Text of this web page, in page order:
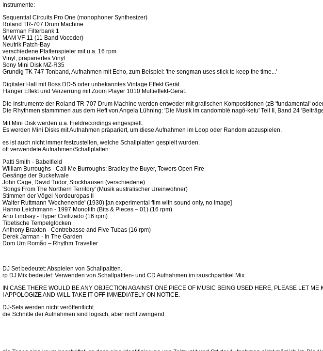
Instrumente:
Sequential Circuits Pro One (monophoner Synthesizer)
Roland TR-707 Drum Machine
Sherman Filterbank 1
MAM VF-11 (11 Band Vocoder)
Neutrik Patch-Bay
verschiedene Plattenspieler mit u.a. 16 rpm
Vinyl, präpariertes Vinyl
Sony Mini Disk MZ-R35
Grundig TK 747 Tonband, Aufnahmen mit Echo, zum Beispiel: 'the songman uses stick to keep the time...'
Digitaler Hall mit Boss DD-5 oder unbekanntes Vintage Effekt Gerät.
Flanger Effekt und Verzerrung mit Zoom Player 1010 Multieffekt-Gerät.
Die Instrumente der Roland TR-707 Drum Machine werden entweder mit grafischen Kompositionen (zB 'fundamental'
Die Rhythmen stammmen aus dem Heft von Angela Lühning: 'Die Musik im candomblé nagô-ketu' Teil II, Band 24
Mit Mini Disk werden u.a. Fieldrecordings eingespielt.
Es werden Mini Disks mit Aufnahmen präpariert, um diese Aufnahmen im Loop oder Random abzuspielen.
es ist auch nicht immer festzustellen, welche Schallplatten gespielt wurden.
oft verwendete Aufnahmen/Schallplatten:
Patti Smith - Babelfield
William Burroughs - Call Me Burroughs: Bradley the Buyer, Towers Open Fire
Gesänge der Buckelwale
John Cage, David Tudor, Stockhausen (verschiedene)
'Songs From The Northern Territory' (Musik australischer Ureinwohner)
Stimmen der Vögel Nordeuropas II
Walter Ruttmann 'Wochenende' (1930) [an experimental film with sound only, no image]
Hanno Leichtmann - 1997 Monolith (Bits & Pieces – 01) (16 rpm)
Arto Lindsay - Hyper Civilizado (16 rpm)
Tibetische Tempelglocken
Anthony Braxton - Contrebasse and Five Tubas (16 rpm)
Derek Jarman - In The Garden
Dom Um Romão ‎– Rhythm Traveller
DJ Set bedeutet: Abspielen von Schallpaltten.
rp DJ Mix bedeutet: Verwenden von Schallpaltten- und CD Aufnahmen im rauschpartikel Mix.
IN CASE THERE WOULD BE ANY OBJECTION AGAINST ONE PIECE OF MUSIC BEING USED HERE, PLEASE LET ME
I APPOLOGIZE AND WILL TAKE IT OFF IMMEDIATELY ON NOTICE.
DJ-Sets werden nicht veröffentlicht.
die Schnitte der Aufnahmen sind logisch, aber nicht zwingend.